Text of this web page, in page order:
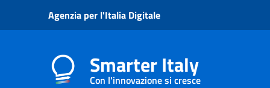
Vai ai contenuti
Vai al menu di navigazione
Agenzia per l'Italia Digitale
Smarter Italy
Con l'innovazione si cresce